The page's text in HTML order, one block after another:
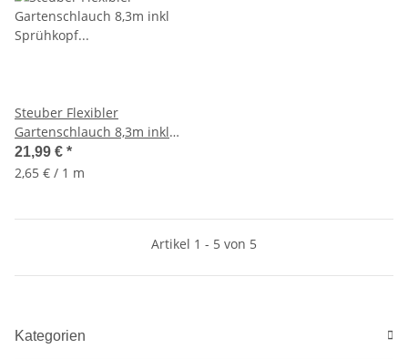
Steuber Flexibler
Gartenschlauch 8,3m inkl
Sprühkopf Komplett-Set 3
fach dehnbar
21,99 € *
2,65 € / 1 m
Artikel 1 - 5 von 5
Kategorien